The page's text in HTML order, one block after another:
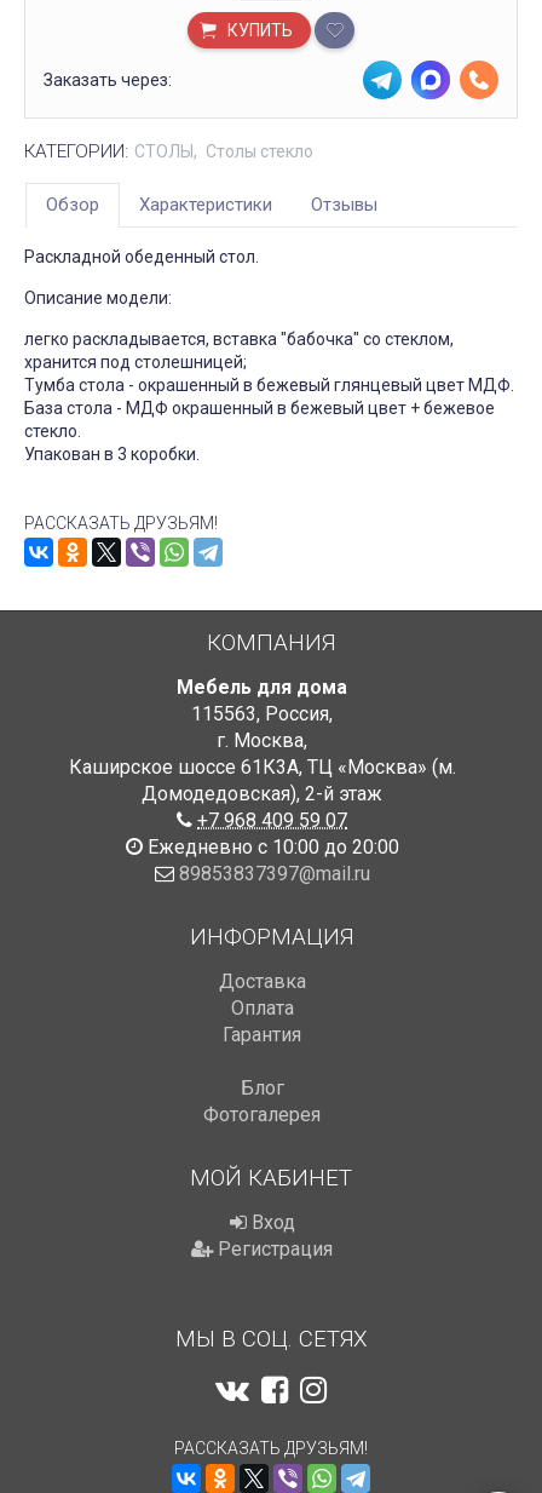
КУПИТЬ
Заказать через:
КАТЕГОРИИ: СТОЛЫ Столы стекло
Обзор Характеристики Отзывы
Раскладной обеденный стол.
Описание модели:
легко раскладывается, вставка "бабочка" со стеклом,
хранится под столешницей;
Тумба стола - окрашенный в бежевый глянцевый цвет МДФ.
База стола - МДФ окрашенный в бежевый цвет + бежевое
стекло.
Упакован в 3 коробки.
РАССКАЗАТЬ ДРУЗЬЯМ!
КОМПАНИЯ
Мебель для дома
115563, Россия,
г. Москва,
Каширское шоссе 61К3А, ТЦ «Москва» (м.
Домодедовская), 2-й этаж
+7 968 409 59 07
Ежедневно с 10:00 до 20:00
89853837397@mail.ru
ИНФОРМАЦИЯ
Доставка
Оплата
Гарантия
Блог
Фотогалерея
МОЙ КАБИНЕТ
Вход
Регистрация
МЫ В СОЦ. СЕТЯХ
РАССКАЗАТЬ ДРУЗЬЯМ!